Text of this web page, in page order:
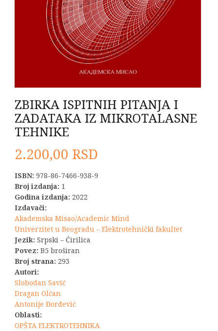
ZBIRKA ISPITNIH PITANJA I
ZADATAKA IZ MIKROTALASNE
TEHNIKE
2.200,00 RSD
ISBN: 978-86-7466-938-9
Broj izdanja: 1
Godina izdanja: 2022
Izdavači:
Akademska Misao/Academic Mind
Univerzitet u Beogradu – Elektrotehnički fakultet
Jezik: Srpski – Ćirilica
Povez: B5 broširan
Broj strana: 293
Autori:
Slobodan Savić
Dragan Olćan
Antonije Đorđević
Oblasti:
OPŠTA ELEKTROTEHNIKA